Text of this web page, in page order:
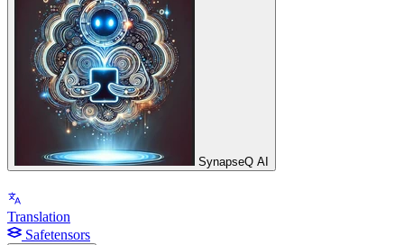
SynapseQ AI
Translation
Safetensors